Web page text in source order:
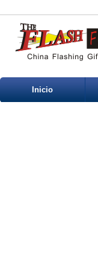
Inicio